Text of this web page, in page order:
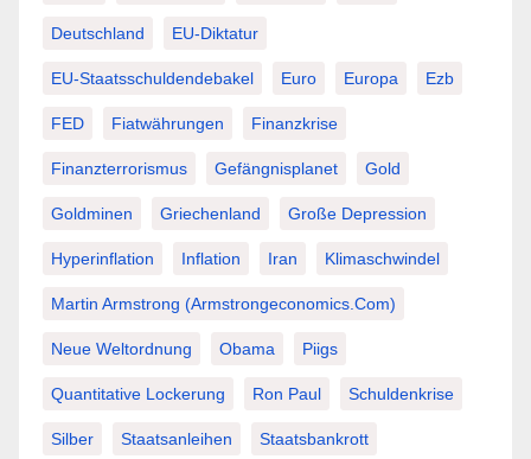
Deutschland EU-Diktatur
EU-Staatsschuldendebakel Euro Europa Ezb
FED Fiatwährungen Finanzkrise
Finanzterrorismus Gefängnisplanet Gold
Goldminen Griechenland Große Depression
Hyperinflation Inflation Iran Klimaschwindel
Martin Armstrong (Armstrongeconomics.com)
Neue Weltordnung Obama Piigs
Quantitative Lockerung Ron Paul Schuldenkrise
Silber Staatsanleihen Staatsbankrott